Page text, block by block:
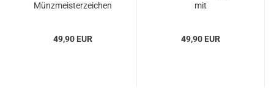
Münzmeisterzeichen
49,90 EUR
mit
49,90 EUR